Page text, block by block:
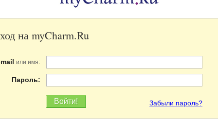
на myCharm.Ru
или имя:
Пароль:
Забыли пароль?